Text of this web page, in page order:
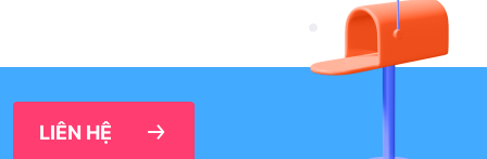
LIÊN HỆ